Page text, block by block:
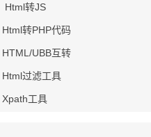
Html转JS
Html转PHP代码
HTML/UBB互转
Html过滤工具
Xpath工具